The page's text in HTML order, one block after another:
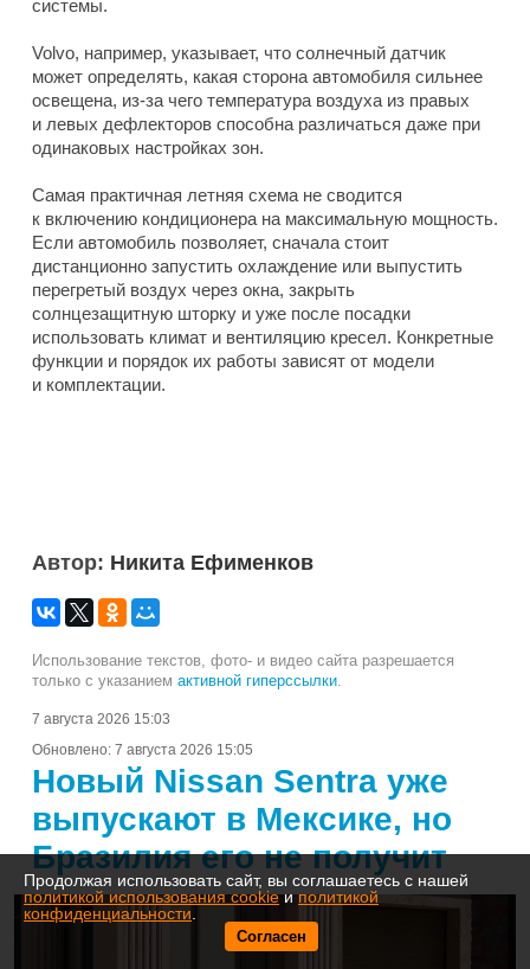
системы.
Volvo, например, указывает, что солнечный датчик
может определять, какая сторона автомобиля сильнее
освещена, из-за чего температура воздуха из правых
и левых дефлекторов способна различаться даже при
одинаковых настройках зон.
Самая практичная летняя схема не сводится
к включению кондиционера на максимальную мощность.
Если автомобиль позволяет, сначала стоит
дистанционно запустить охлаждение или выпустить
перегретый воздух через окна, закрыть
солнцезащитную шторку и уже после посадки
использовать климат и вентиляцию кресел. Конкретные
функции и порядок их работы зависят от модели
и комплектации.
Автор: Никита Ефименков
Использование текстов, фото- и видео сайта разрешается
только с указанием активной гиперссылки.
7 августа 2026 15:03
Обновлено: 7 августа 2026 15:05
Новый Nissan Sentra уже
выпускают в Мексике, но
Бразилия его не получит
Продолжая использовать сайт, вы соглашаетесь с нашей
политикой использования cookieиполитикой
конфиденциальности
Согласен